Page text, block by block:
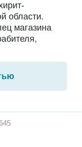
области.
магазина